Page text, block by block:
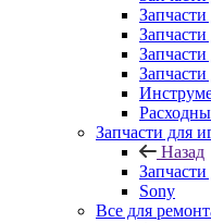
Запчасти для
Назад
Sony
Все для